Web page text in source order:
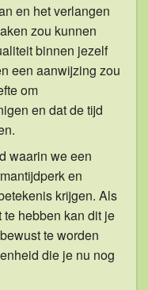
en het verlangen
zou kunnen
binnen jezelf
een aanwijzing zou
om
en dat de tijd
waarin we een
en
krijgen. Als
hebben kan dit je
te worden
die je nu nog